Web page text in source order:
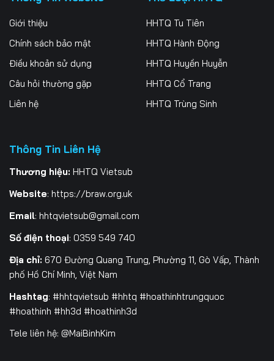
Giới thiệu
Chính sách bảo mật
Điều khoản sử dụng
Câu hỏi thường gặp
Liên hệ
HHTQ Tu Tiên
HHTQ Hành Động
HHTQ Huyền Huyễn
HHTQ Cổ Trang
HHTQ Trùng Sinh
Thông Tin Liên Hệ
Thương hiệu: HHTQ Vietsub
Website: https://braw.org.uk
Email: hhtqvietsub@gmail.com
Số điện thoại: 0359 549 740
Địa chỉ: 670 Đường Quang Trung, Phường 11, Gò Vấp, Thành
phố Hồ Chí Minh, Việt Nam
Hashtag: #hhtqvietsub #hhtq #hoathinhtrungquoc
#hoathinh #hh3d #hoathinh3d
Tele liên hệ: @MaiBinhKim